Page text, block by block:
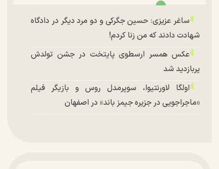
ساغر عزیزی: حسین جگرکی و دو مرد دیگر در دادگاه
شهادت دادند که من زنا کردم!
عکس همسر ارسطوی پایتخت در جشن تولدش
پربازدید شد
اولگا لاورنتیوا، سوپرمدل روس و بازیگر فیلم
«ماجراجویی در جزیره جیمز باند» در اصفهان